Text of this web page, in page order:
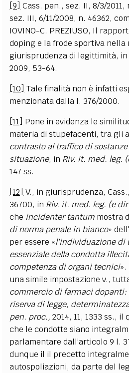
[9] Cass. pen., sez. II, 8/3/2011,
sez. III, 6/11/2008, n. 46362,
IOVINO-C. PREZIUSO, Il
doping e la frode sportiva nella
giurisprudenza di legittimità,
2009, 53-64.
[10] Tale finalità non è infatti
menzionata dalla l. 376/2000.
[11] Pone in evidenza le
materia di stupefacenti, tra gli
contrasto al traffico di
situazione, in Riv. it. med. leg.
147 ss.
[12] V., in giurisprudenza,
36700, in Riv. it. med. leg. (e
che incidenter tantum mostra
di norma penale in bianco»
per essere «l'individuazione di
essenziale della condotta
competenza di organi tecnici
una simile impostazione v.,
commercio di farmaci
riserva di legge,
pen. proc.,2014, 11, 1333 ss.,
che le condotte siano
parlamentare dall’articolo 9 l.
dunque il il precetto
autospoliazioni, da parte del